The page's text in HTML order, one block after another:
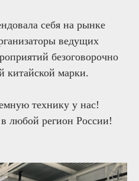
себя на рынке
ведущих
безоговорочно
китайской марки.
технику у нас!
любой регион России!